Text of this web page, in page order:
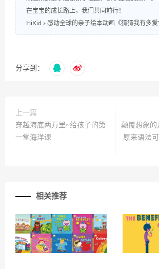
在宝宝的成长路上，我们共同前行！
HiKid » 感动全球的亲子绘本动画《猜猜我有多爱
分享到：
上一篇
穿越海底两万里~给孩子的第
一堂海洋课
颠覆想象的
原来语法
相关推荐